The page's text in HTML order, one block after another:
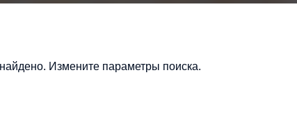
Измените параметры поиска.